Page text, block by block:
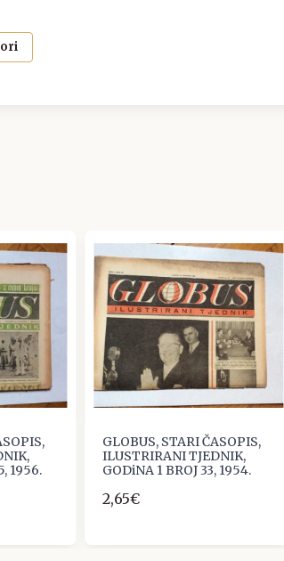
1956.
GLOBUS, STARI ČASOPIS,
ILUSTRIRANI TJEDNIK,
GODiNA 1 BROJ 33, 1954.
2,65€